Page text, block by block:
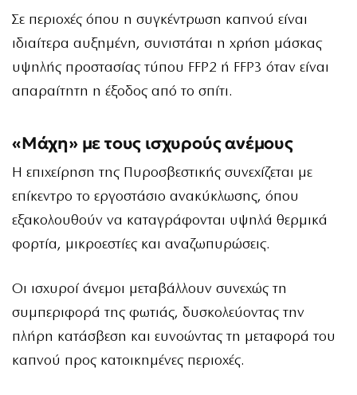
Σε περιοχές όπου η συγκέντρωση καπνού είναι
ιδιαίτερα αυξημένη, συνιστάται η χρήση μάσκας
υψηλής προστασίας τύπου FFP2 ή FFP3 όταν είναι
απαραίτητη η έξοδος από το σπίτι.
«Μάχη» με τους ισχυρούς ανέμους
Η επιχείρηση της Πυροσβεστικής συνεχίζεται με
επίκεντρο το εργοστάσιο ανακύκλωσης, όπου
εξακολουθούν να καταγράφονται υψηλά θερμικά
φορτία, μικροεστίες και αναζωπυρώσεις.
Οι ισχυροί άνεμοι μεταβάλλουν συνεχώς τη
συμπεριφορά της φωτιάς, δυσκολεύοντας την
πλήρη κατάσβεση και ευνοώντας τη μεταφορά του
καπνού προς κατοικημένες περιοχές.